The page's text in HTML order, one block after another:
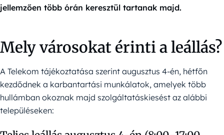
jellemzően több órán keresztül tartanak majd.
Mely városokat érinti a leállás?
A Telekom tájékoztatása szerint augusztus 4-én, hétfőn
kezdődnek a karbantartási munkálatok, amelyek több
hullámban okoznak majd szolgáltatáskiesést az alábbi
településeken: